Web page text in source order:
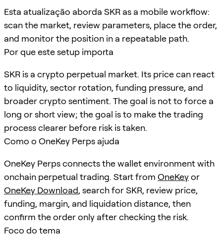
Esta atualização aborda SKR as a mobile workflow:
scan the market, review parameters, place the order,
and monitor the position in a repeatable path.
Por que este setup importa
SKR is a crypto perpetual market. Its price can react
to liquidity, sector rotation, funding pressure, and
broader crypto sentiment. The goal is not to force a
long or short view; the goal is to make the trading
process clearer before risk is taken.
Como o OneKey Perps ajuda
OneKey Perps connects the wallet environment with
onchain perpetual trading. Start from OneKeyor
OneKey Download, search for SKR, review price,
funding, margin, and liquidation distance, then
confirm the order only after checking the risk.
Foco do tema